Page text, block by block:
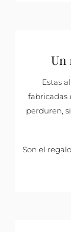
Un
Estas
fabricadas
perduren,
Son el